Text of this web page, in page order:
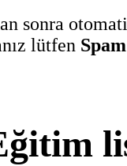
sonra
lütfen Spam